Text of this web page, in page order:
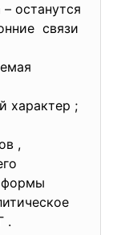
останутся
связи
характер ;
,
формы
.